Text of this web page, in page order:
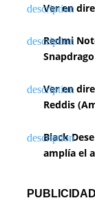
Ver en
Redmi
Ver en
Reddis
Black
amplía el